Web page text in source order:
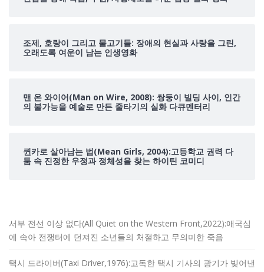
조제, 호랑이 그리고 물고기들: 장애의 현실과 사랑을 그린,
오래도록 여운이 남는 인생영화
맨 온 와이어(Man on Wire, 2008): 쌍둥이 빌딩 사이, 인간
의 불가능을 예술로 만든 줄타기의 실화 다큐멘터리
퀸카로 살아남는 법(Mean Girls, 2004):고등학교 권력 다
툼 속 진정한 우정과 정체성을 찾는 하이틴 코미디
서부 전선 이상 없다(All Quiet on the Western Front,2022):애국심
에 속아 전쟁터에 던져진 소년들의 처절하고 무의미한 죽음
택시 드라이버(Taxi Driver,1976):고독한 택시 기사의 광기가 빚어낸